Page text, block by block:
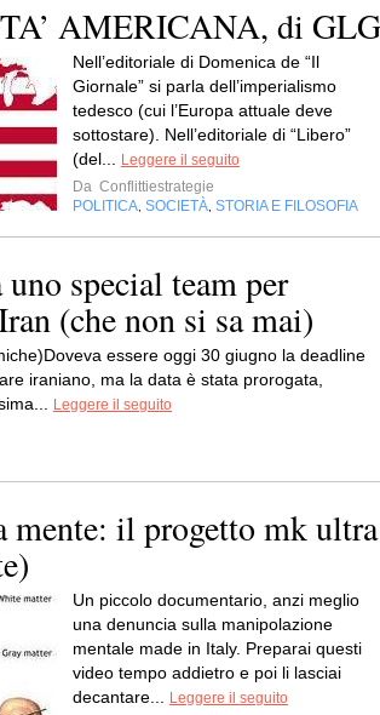
AMERICANA, di GLG
Nell’editoriale di Domenica de “Il
Giornale” si parla dell’imperialismo
tedesco (cui l’Europa attuale deve
sottostare). Nell’editoriale di “Libero”
(del...
Leggere il seguito
Da Conflittiestrategie
POLITICA SOCIETÀ STORIA E FILOSOFIA
uno special team per
(che non si sa mai)
essere oggi 30 giugno la deadline
iraniano, ma la data è stata prorogata,
Leggere il seguito
mente: il progetto mk ultra
Un piccolo documentario, anzi meglio
una denuncia sulla manipolazione
mentale made in Italy. Preparai questi
video tempo addietro e poi li lasciai
decantare...
Leggere il seguito